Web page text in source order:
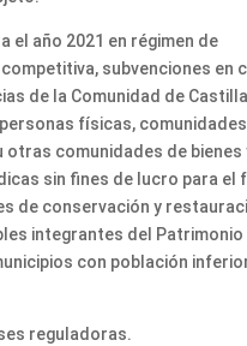
el año 2021 en régimen de
subvenciones en
de la Comunidad de
físicas,
otras comunidades de bienes
sin fines de lucro para el
de conservación y
integrantes del Patrimonio
con población
reguladoras.